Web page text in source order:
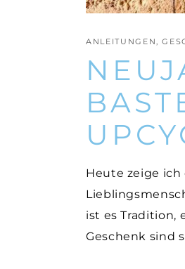
ANLEITUNGEN,
Heute zeige
ist es Tradition,
Geschenk sind